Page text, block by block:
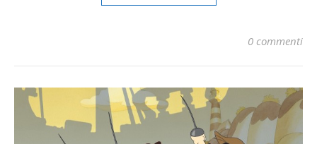
0 commenti